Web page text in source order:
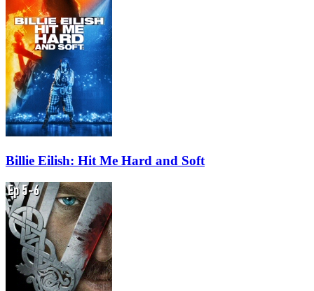
Billie Eilish: Hit Me Hard and Soft